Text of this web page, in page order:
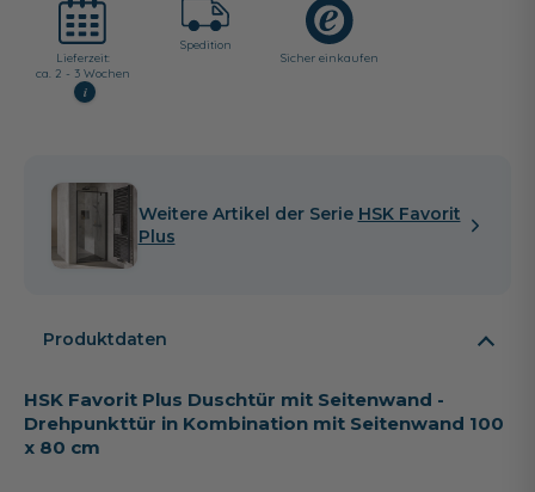
Lieferzeit:
ca. 2 - 3 Wochen
i
Spedition
Sicher einkaufen
Weitere Artikel der Serie HSK Favorit
Plus
Produktdaten
HSK Favorit Plus Duschtür mit Seitenwand -
Drehpunkttür in Kombination mit Seitenwand 100
x 80 cm